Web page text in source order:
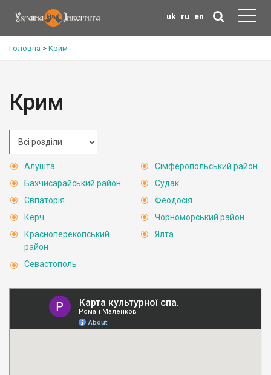
uk ru en
Головна > Крим
Крим
Алушта
Бахчисарайський район
Євпаторія
Керч
Красноперекопський
район
Севастополь
Сімферопольський район
Судак
Феодосія
Чорноморський район
Ялта